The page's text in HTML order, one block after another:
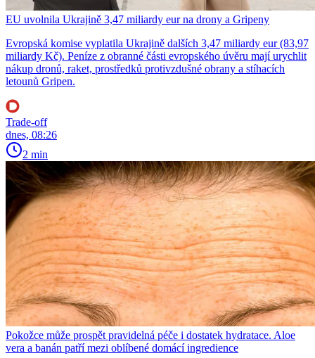
EU uvolnila Ukrajině 3,47 miliardy eur na drony a Gripeny
Evropská komise vyplatila Ukrajině dalších 3,47 miliardy eur (83,97
miliardy Kč). Peníze z obranné části evropského úvěru mají urychlit
nákup dronů, raket, prostředků protivzdušné obrany a stíhacích
letounů Gripen.
Trade-off
dnes, 08:26
2 min
Pokožce může prospět pravidelná péče i dostatek hydratace. Aloe
vera a banán patří mezi oblíbené domácí ingredience